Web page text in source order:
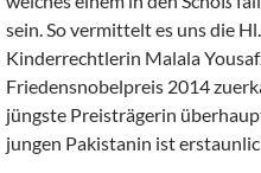
sein. So vermittelt es uns die
Kinderrechtlerin Malala
Friedensnobelpreis 2014
jüngste Preisträgerin
jungen Pakistanin ist